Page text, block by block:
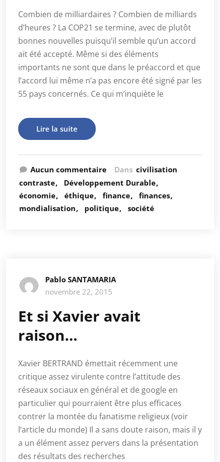
Combien de milliardaires ? Combien de milliards
d’heures ? La COP21 se termine, avec de plutôt
bonnes nouvelles puisqu’il semble qu’un accord
ait été accepté. Même si des éléments
importants ne sont que dans le préaccord et que
l’accord lui même n’a pas encore été signé par les
55 pays concernés. Ce qui m’inquiète le
Lire la suite
Aucun commentaire Dans civilisation
contraste
Développement Durable
économie
éthique finance
finances
mondialisation
politique société
Pablo SANTAMARIA
novembre 22, 2015
Et si Xavier avait
raison…
Xavier BERTRAND émettait récemment une
critique assez virulente contre l’attitude des
réseaux sociaux en général et de google en
particulier qui pourraient être plus efficaces
contrer la montée du fanatisme religieux (voir
l’article du monde) Il a sans doute raison, mais il y
a un élément assez pervers dans la présentation
des résultats des recherches